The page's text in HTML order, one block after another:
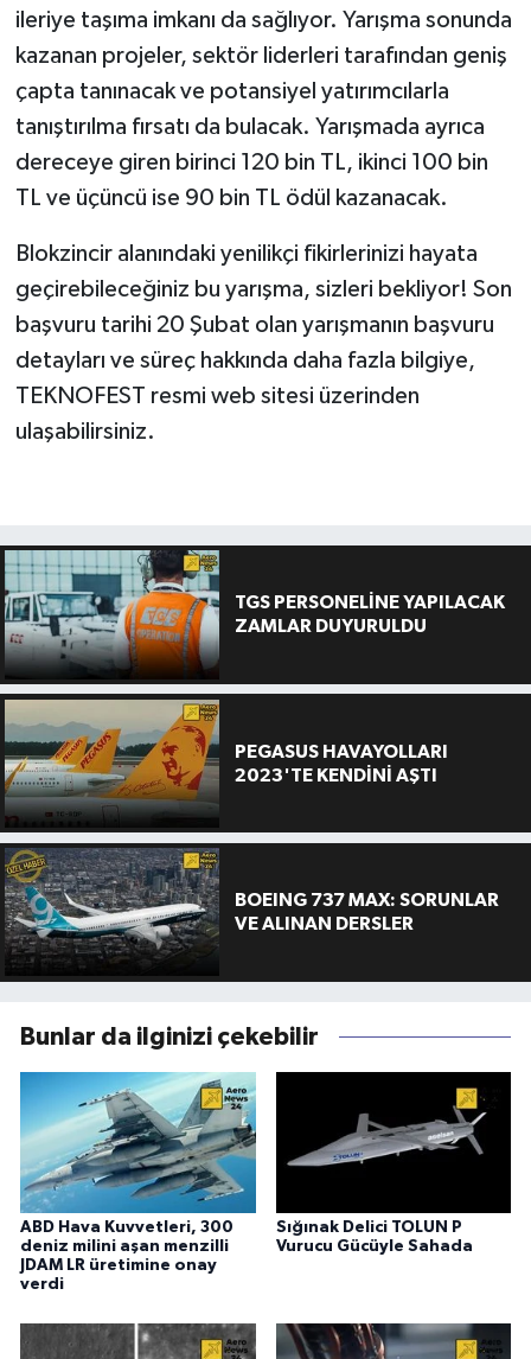
ileriye taşıma imkanı da sağlıyor. Yarışma sonunda
kazanan projeler, sektör liderleri tarafından geniş
çapta tanınacak ve potansiyel yatırımcılarla
tanıştırılma fırsatı da bulacak. Yarışmada ayrıca
dereceye giren birinci 120 bin TL, ikinci 100 bin
TL ve üçüncü ise 90 bin TL ödül kazanacak.
Blokzincir alanındaki yenilikçi fikirlerinizi hayata
geçirebileceğiniz bu yarışma, sizleri bekliyor! Son
başvuru tarihi 20 Şubat olan yarışmanın başvuru
detayları ve süreç hakkında daha fazla bilgiye,
TEKNOFEST resmi web sitesi üzerinden
ulaşabilirsiniz.
TGS PERSONELİNE YAPILACAK
ZAMLAR DUYURULDU
PEGASUS HAVAYOLLARI
2023'TE KENDİNİ AŞTI
BOEING 737 MAX: SORUNLAR
VE ALINAN DERSLER
Bunlar da ilginizi çekebilir
ABD Hava Kuvvetleri, 300
deniz milini aşan menzilli
JDAM LR üretimine onay
verdi
Sığınak Delici TOLUN P
Vurucu Gücüyle Sahada